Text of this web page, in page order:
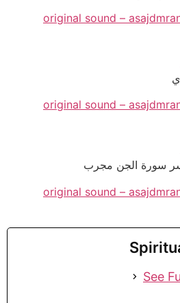
♬ original sound –
♬ original sound –
سورة الجن مجرب
♬ original sound –
See